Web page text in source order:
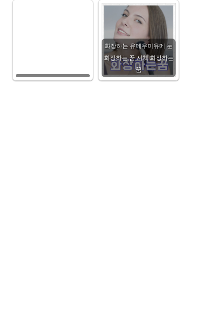
화장하는 유메우미유메 눈
화장하는 꿈 시체 화장하는
꿈